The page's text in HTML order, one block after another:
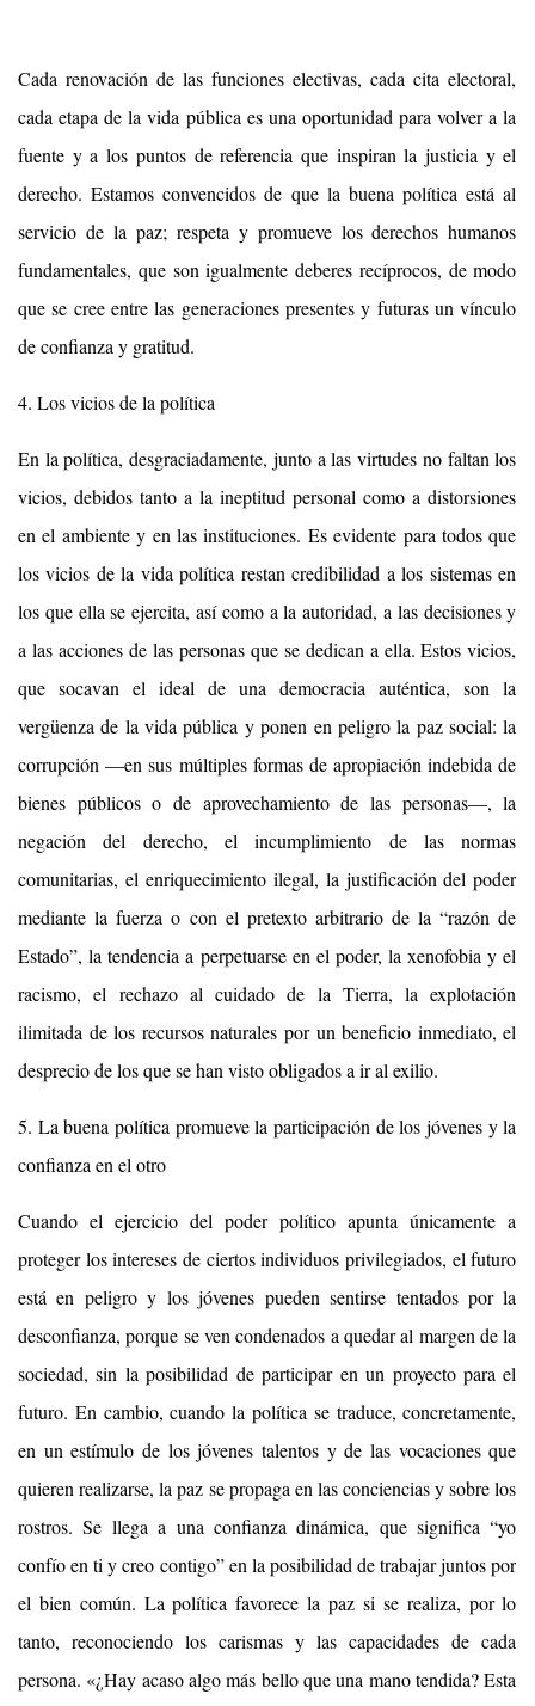
Cada renovación de las funciones electivas, cada cita electoral,
cada etapa de la vida pública es una oportunidad para volver a la
fuente y a los puntos de referencia que inspiran la justicia y el
derecho. Estamos convencidos de que la buena política está al
servicio de la paz; respeta y promueve los derechos humanos
fundamentales, que son igualmente deberes recíprocos, de modo
que se cree entre las generaciones presentes y futuras un vínculo
de confianza y gratitud.
4. Los vicios de la política
En la política, desgraciadamente, junto a las virtudes no faltan los
vicios, debidos tanto a la ineptitud personal como a distorsiones
en el ambiente y en las instituciones. Es evidente para todos que
los vicios de la vida política restan credibilidad a los sistemas en
los que ella se ejercita, así como a la autoridad, a las decisiones y
a las acciones de las personas que se dedican a ella. Estos vicios,
que socavan el ideal de una democracia auténtica, son la
vergüenza de la vida pública y ponen en peligro la paz social: la
corrupción —en sus múltiples formas de apropiación indebida de
bienes públicos o de aprovechamiento de las personas—, la
negación del derecho, el incumplimiento de las normas
comunitarias, el enriquecimiento ilegal, la justificación del poder
mediante la fuerza o con el pretexto arbitrario de la “razón de
Estado”, la tendencia a perpetuarse en el poder, la xenofobia y el
racismo, el rechazo al cuidado de la Tierra, la explotación
ilimitada de los recursos naturales por un beneficio inmediato, el
desprecio de los que se han visto obligados a ir al exilio.
5. La buena política promueve la participación de los jóvenes y la
confianza en el otro
Cuando el ejercicio del poder político apunta únicamente a
proteger los intereses de ciertos individuos privilegiados, el futuro
está en peligro y los jóvenes pueden sentirse tentados por la
desconfianza, porque se ven condenados a quedar al margen de la
sociedad, sin la posibilidad de participar en un proyecto para el
futuro. En cambio, cuando la política se traduce, concretamente,
en un estímulo de los jóvenes talentos y de las vocaciones que
quieren realizarse, la paz se propaga en las conciencias y sobre los
rostros. Se llega a una confianza dinámica, que significa “yo
confío en ti y creo contigo” en la posibilidad de trabajar juntos por
el bien común. La política favorece la paz si se realiza, por lo
tanto, reconociendo los carismas y las capacidades de cada
persona. «¿Hay acaso algo más bello que una mano tendida? Esta